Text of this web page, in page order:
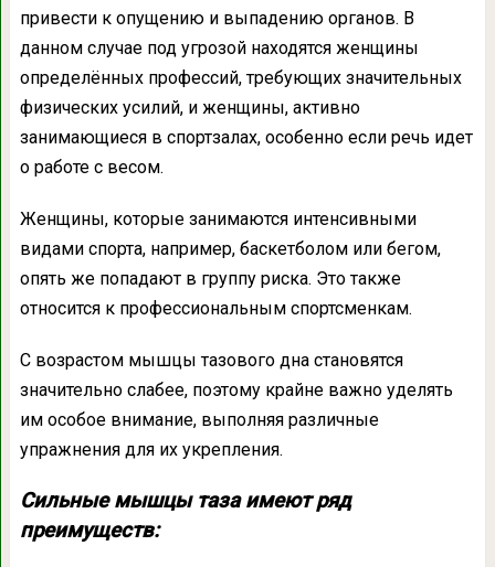
привести к опущению и выпадению органов. В
данном случае под угрозой находятся женщины
определённых профессий, требующих значительных
физических усилий, и женщины, активно
занимающиеся в спортзалах, особенно если речь идет
о работе с весом.
Женщины, которые занимаются интенсивными
видами спорта, например, баскетболом или бегом,
опять же попадают в группу риска. Это также
относится к профессиональным спортсменкам.
С возрастом мышцы тазового дна становятся
значительно слабее, поэтому крайне важно уделять
им особое внимание, выполняя различные
упражнения для их укрепления.
Сильные мышцы таза имеют ряд
преимуществ: